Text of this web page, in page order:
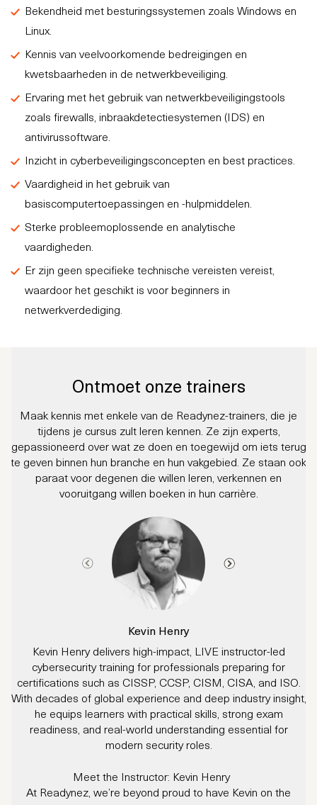
Bekendheid met besturingssystemen zoals Windows en
Linux.
Kennis van veelvoorkomende bedreigingen en
kwetsbaarheden in de netwerkbeveiliging.
Ervaring met het gebruik van netwerkbeveiligingstools
zoals firewalls, inbraakdetectiesystemen (IDS) en
antivirussoftware.
Inzicht in cyberbeveiligingsconcepten en best practices.
Vaardigheid in het gebruik van
basiscomputertoepassingen en -hulpmiddelen.
Sterke probleemoplossende en analytische
vaardigheden.
Er zijn geen specifieke technische vereisten vereist,
waardoor het geschikt is voor beginners in
netwerkverdediging.
Ontmoet onze trainers
Maak kennis met enkele van de Readynez-trainers, die je
tijdens je cursus zult leren kennen. Ze zijn experts,
gepassioneerd over wat ze doen en toegewijd om iets terug
te geven binnen hun branche en hun vakgebied. Ze staan ook
paraat voor degenen die willen leren, verkennen en
vooruitgang willen boeken in hun carrière.
Kevin Henry
Kevin Henry delivers high-impact, LIVE instructor-led
cybersecurity training for professionals preparing for
certifications such as CISSP, CCSP, CISM, CISA, and ISO.
With decades of global experience and deep industry insight,
he equips learners with practical skills, strong exam
readiness, and real-world understanding essential for
modern security roles.
Meet the Instructor: Kevin Henry
At Readynez, we’re beyond proud to have Kevin on the